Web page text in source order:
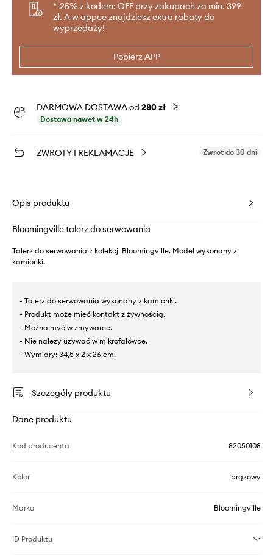
*-25% z kodem: OFF przy zakupach za min. 399
zł. A w appce znajdziesz extra rabaty do
wyprzedaży!
Pobierz APP
DARMOWA DOSTAWA od 280 zł
Dostawa nawet w 24h
ZWROTY I REKLAMACJE Zwrot do 30 dni
Opis produktu
Bloomingville talerz do serwowania
Talerz do serwowania z kolekcji Bloomingville. Model wykonany z
kamionki.
- Talerz do serwowania wykonany z kamionki.
- Produkt może mieć kontakt z żywnością.
- Można myć w zmywarce.
- Nie należy używać w mikrofalówce.
- Wymiary: 34,5 x 2 x 26 cm.
Szczegóły produktu
Dane produktu
Kod producenta 82050108
Kolor brązowy
Marka Bloomingville
ID Produktu